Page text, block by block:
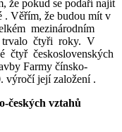
pokud se podaří najít
. Věřím, že budou mít v
mezinárodním
trvalo čtyři roky. V
čtyř československých
Farmy čínsko-
výročí její založení .
českých vztahů